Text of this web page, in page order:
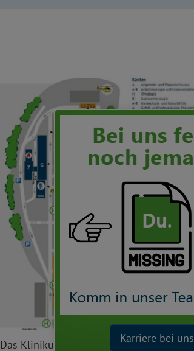
Das Klinikum auf einen Blick - für den
Karriere bei uns